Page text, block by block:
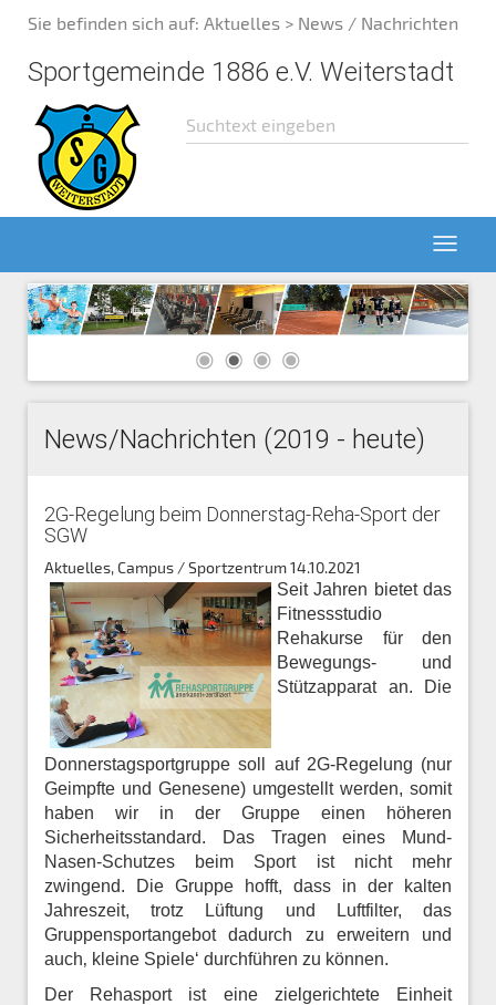
Sie befinden sich auf: Aktuelles > News / Nachrichten
Sportgemeinde 1886 e.V. Weiterstadt
News/Nachrichten (2019 - heute)
2G-Regelung beim Donnerstag-Reha-Sport der
SGW
Aktuelles, Campus / Sportzentrum14.10.2021
Seit Jahren bietet das
Fitnessstudio
Rehakurse für den
Bewegungs- und
Stützapparat an. Die
Donnerstagsportgruppe soll auf 2G-Regelung (nur
Geimpfte und Genesene) umgestellt werden, somit
haben wir in der Gruppe einen höheren
Sicherheitsstandard. Das Tragen eines Mund-
Nasen-Schutzes beim Sport ist nicht mehr
zwingend. Die Gruppe hofft, dass in der kalten
Jahreszeit, trotz Lüftung und Luftfilter, das
Gruppensportangebot dadurch zu erweitern und
auch‚ kleine Spiele‘ durchführen zu können.
Der Rehasport ist eine zielgerichtete Einheit